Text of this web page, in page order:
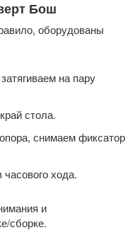
Бош
оборудованы
на пару
стола.
снимаем фиксатор
хода.
и
сборке.